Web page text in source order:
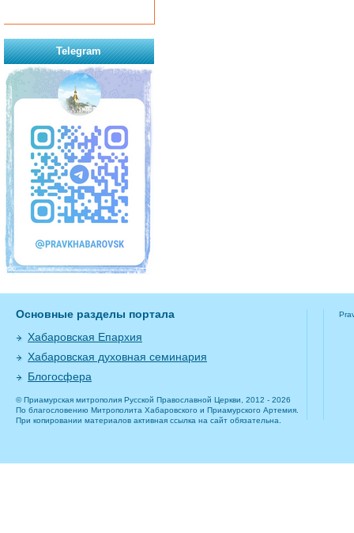
Telegram
Основные разделы портала
Хабаровская Епархия
Хабаровская духовная семинария
Блогосфера
© Приамурская митрополия Русской Православной Церкви, 2012 - 2026
По благословению Митрополита Хабаровского и Приамурского Артемия.
При копировании материалов активная ссылка на сайт обязательна.